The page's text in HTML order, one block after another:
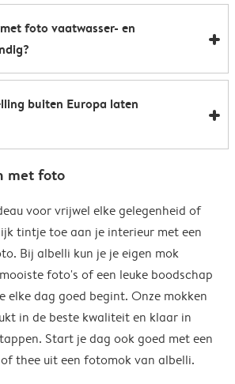
te voorzien van stijlvolle
foto.
hebben de afmetingen 8,2 x 9,5
285 ml.
foto vaatwasser- en
gepersonaliseerde foto mokken
vaatwasser als in de magnetron.
er dus uit drinken, je drank
na de afwas opnieuw
uitzondering hierop zijn onze
om het magische
goed mogelijk te behouden.
buiten Europa laten
en worden deze tijdens
bestellingen buiten de EU geen
kosten van het land omvatten,
invoer-btw en douanekosten. Wij
voor deze kosten. Je kunt
je lokale douane-autoriteiten
kosten moeten worden betaald
met foto
voor vrijwel elke gelegenheid of
tintje toe aan je interieur met een
Bij albelli kun je je eigen mok
foto's of een leuke boodschap
elke dag goed begint. Onze mokken
in de beste kwaliteit en klaar in
Start je dag ook goed met een
thee uit een fotomok van albelli.